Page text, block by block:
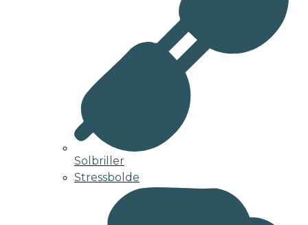
Solbriller
Stressbolde